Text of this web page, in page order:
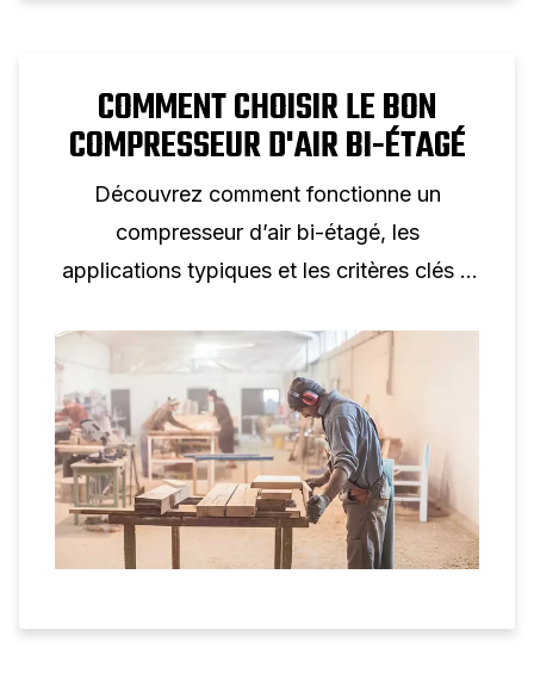
COMMENT CHOISIR LE BON
COMPRESSEUR D'AIR BI-ÉTAGÉ
Découvrez comment fonctionne un
compresseur d’air bi-étagé, les
applications typiques et les critères clés à
compresseur à pistons à deux étages pour
une utilisation professionnelle.